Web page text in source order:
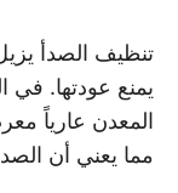
تنظيف الصدأ
يمنع عودتها. في
المعدن عارياً
مما يعني أن